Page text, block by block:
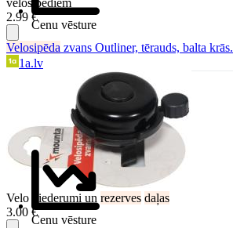
velosipēdiem
2.99 €
Cenu vēsture
Velosipēda zvans Outliner, tērauds, balta krās.
1a.lv
Velo piederumi un rezerves daļas
3.00 €
Cenu vēsture